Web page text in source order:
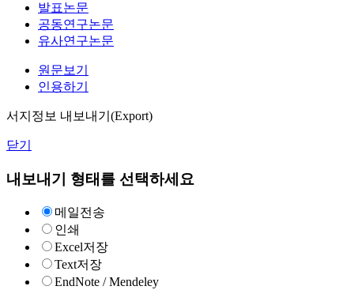
발표논문
공동연구논문
유사연구논문
원문보기
인용하기
서지정보 내보내기(Export)
닫기
내보내기 형태를 선택하세요
메일전송
인쇄
Excel저장
Text저장
EndNote / Mendeley